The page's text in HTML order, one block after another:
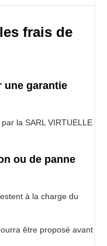
frais de
une garantie
la SARL VIRTUELLE
ou de panne
à la charge du
être proposé avant